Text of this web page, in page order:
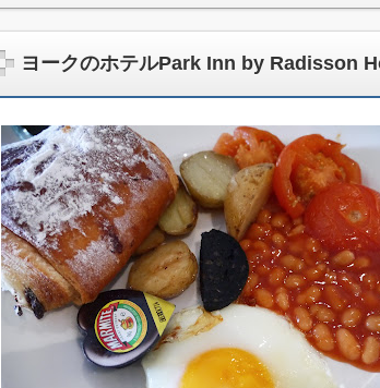
ヨークのホテルPark Inn by Radisson